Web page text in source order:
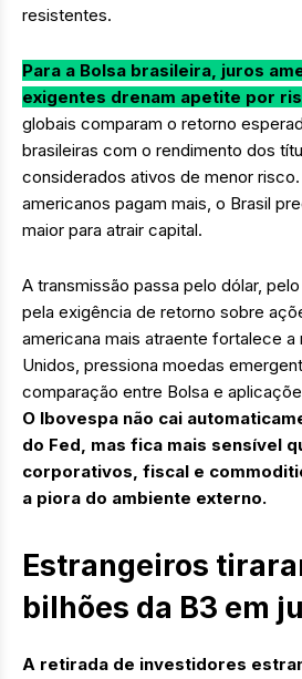
resistentes.
Para a Bolsa brasileira, juros
exigentes drenam apetite por
globais comparam o retorno
brasileiras com o rendimento dos
considerados ativos de menor
americanos pagam mais, o Brasil
maior para atrair capital.
A transmissão passa pelo dólar,
pela exigência de retorno sobre
americana mais atraente fortalece
Unidos, pressiona moedas
comparação entre Bolsa e
O Ibovespa não cai
do Fed, mas fica mais sensível
corporativos, fiscal e
a piora do ambiente externo.
Estrangeiros
bilhões da B3 em
A retirada de investidores